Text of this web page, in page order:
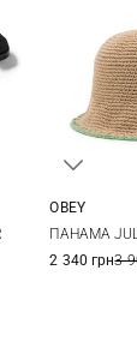
OBEY
ПАНАМА
2 340 грн3